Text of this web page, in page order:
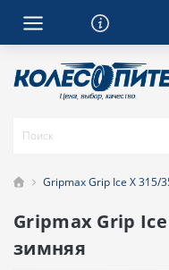
Gripmax Grip Ice X 315/
Gripmax Grip Ice
зимняя